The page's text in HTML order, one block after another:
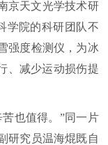
天文光学技术研
学院的科研团队不
强度检测仪，为冰
、减少运动损伤提
也值得。”同一片
研究员温海焜既自